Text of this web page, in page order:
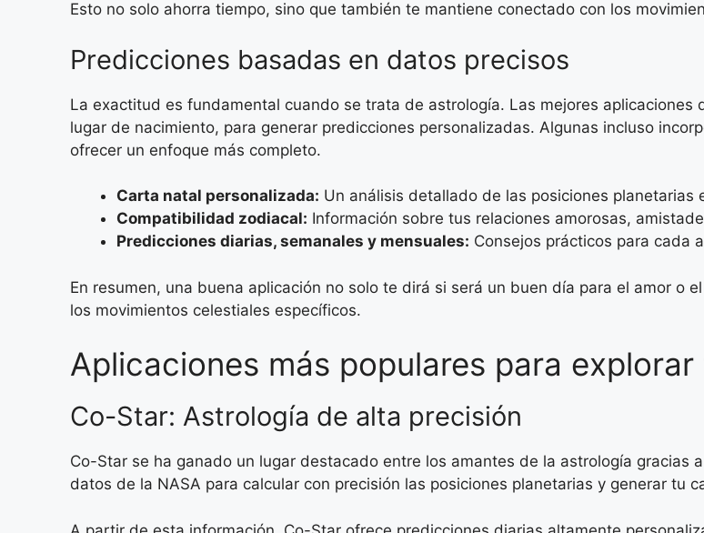
Esto no solo ahorra tiempo, sino que también te mantiene conectado con los
Predicciones basadas en datos precisos
La exactitud es fundamental cuando se trata de astrología. Las mejores
lugar de nacimiento, para generar predicciones personalizadas. Algunas incluso
ofrecer un enfoque más completo.
Carta natal personalizada: Un análisis detallado de las posiciones planetarias
Compatibilidad zodiacal: Información sobre tus relaciones amorosas,
Predicciones diarias, semanales y mensuales: Consejos prácticos para cada
En resumen, una buena aplicación no solo te dirá si será un buen día para el amor o
los movimientos celestiales específicos.
Aplicaciones más populares para
Co-Star: Astrología de alta precisión
Co-Star se ha ganado un lugar destacado entre los amantes de la astrología gracias
datos de la NASA para calcular con precisión las posiciones planetarias y generar tu